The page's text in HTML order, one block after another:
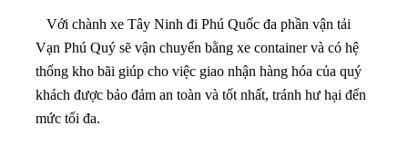
Với chành xe Tây Ninh đi Phú Quốc đa phần vận tải
Vạn Phú Quý sẽ vận chuyển bằng xe container và có hệ
thống kho bãi giúp cho việc giao nhận hàng hóa của quý
khách được bảo đảm an toàn và tốt nhất, tránh hư hại đến
mức tối đa.